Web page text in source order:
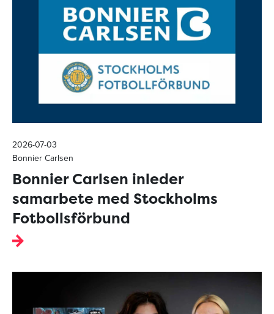
2026-07-03
Bonnier Carlsen
Bonnier Carlsen inleder
samarbete med Stockholms
Fotbollsförbund